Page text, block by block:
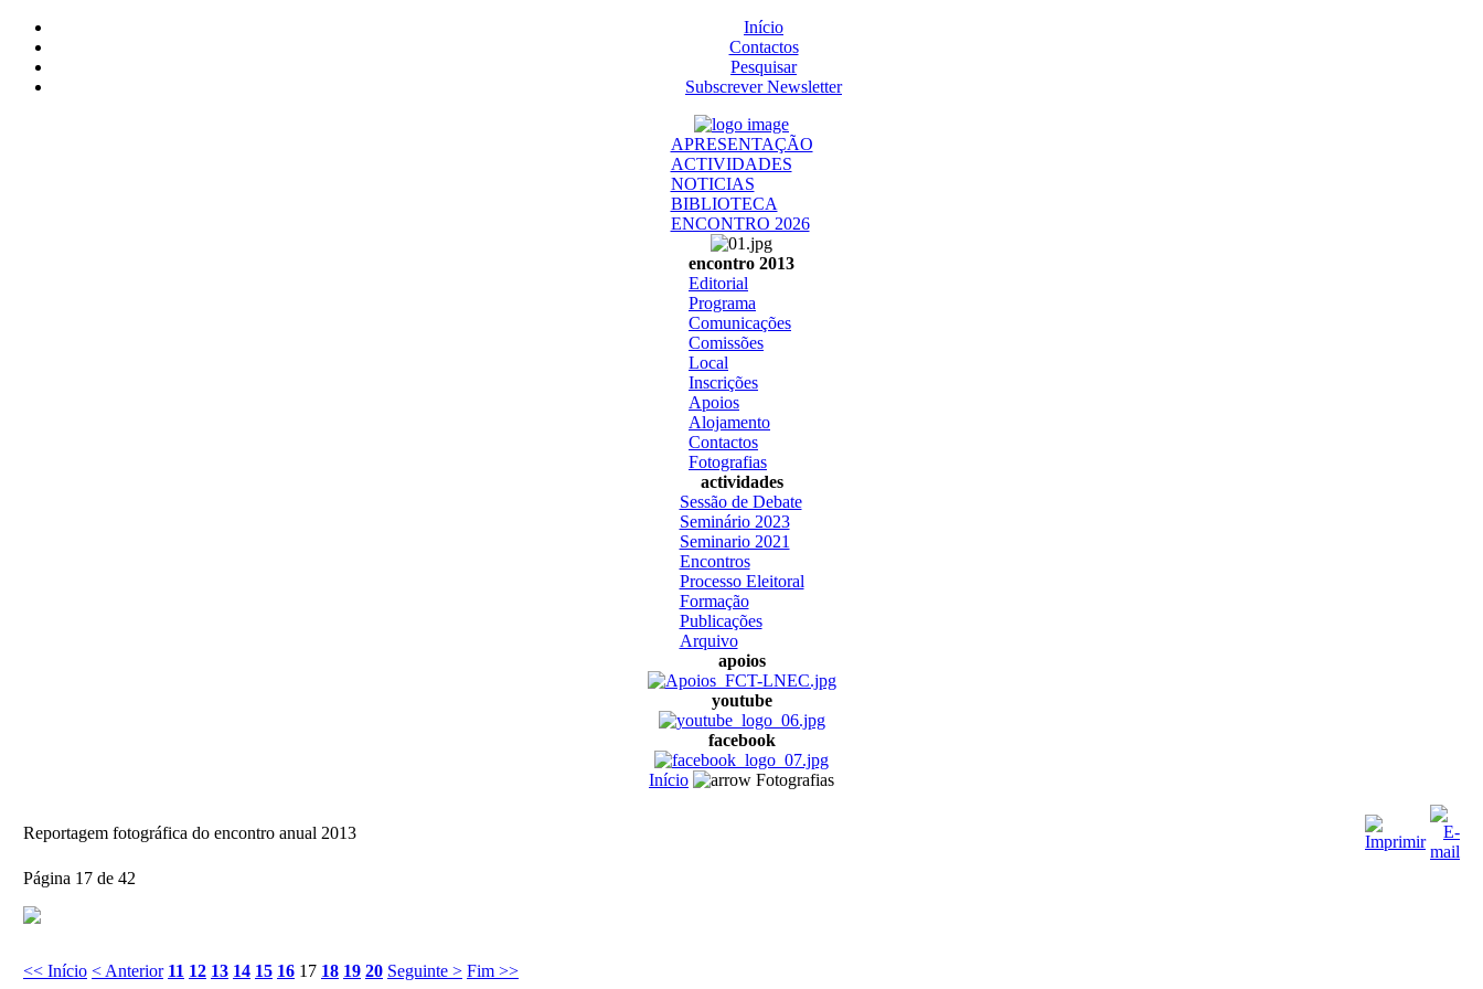
Início
Contactos
Pesquisar
Subscrever Newsletter
APRESENTAÇÃO
ACTIVIDADES
NOTICIAS
BIBLIOTECA
ENCONTRO 2026
encontro 2013
Editorial
Programa
Comunicações
Comissões
Local
Inscrições
Apoios
Alojamento
Contactos
Fotografias
actividades
Sessão de Debate
Seminário 2023
Seminario 2021
Encontros
Processo Eleitoral
Formação
Publicações
Arquivo
apoios
youtube
facebook
Início Fotografias
Reportagem fotográfica do encontro anual 2013
Página 17 de 42
<< Início < Anterior 11 12 13 14 15 16 17 18 19 20 Seguinte > Fim >>